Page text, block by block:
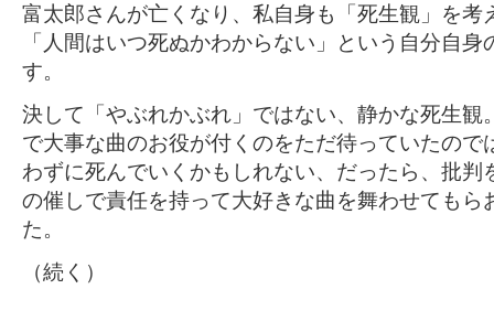
富太郎さんが亡くなり、私自身も「死生観」を考
「人間はいつ死ぬかわからない」という自分自
す。
決して「やぶれかぶれ」ではない、静かな死生観
で大事な曲のお役が付くのをただ待っていたので
わずに死んでいくかもしれない、だったら、批判
の催しで責任を持って大好きな曲を舞わせてもら
た。
（続く）